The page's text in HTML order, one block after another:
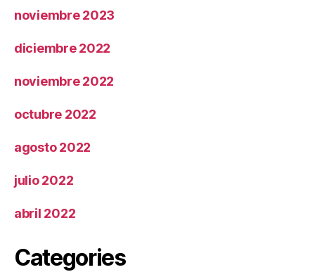
noviembre 2023
diciembre 2022
noviembre 2022
octubre 2022
agosto 2022
julio 2022
abril 2022
Categories